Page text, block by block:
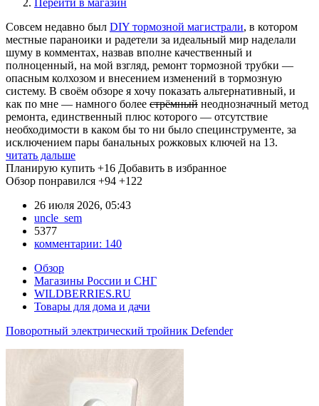
Совсем недавно был DIY тормозной магистрали, в котором
местные параноики и радетели за идеальный мир наделали
шуму в комментах, назвав вполне качественный и
полноценный, на мой взгляд, ремонт тормозной трубки —
опасным колхозом и внесением изменений в тормозную
систему. В своём обзоре я хочу показать альтернативный, и
как по мне — намного более стрёмный неоднозначный метод
ремонта, единственный плюс которого — отсутствие
необходимости в каком бы то ни было специнструменте, за
исключением пары банальных рожковых ключей на 13.
читать дальше
Планирую купить +16 Добавить в избранное
Обзор понравился +94 +122
26 июля 2026, 05:43
uncle_sem
5377
комментарии: 140
Обзор
Магазины России и СНГ
WILDBERRIES.RU
Товары для дома и дачи
Поворотный электрический тройник Defender